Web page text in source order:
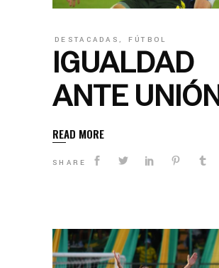
DESTACADAS, FÚTBOL
IGUALDAD
ANTE UNIÓN
READ MORE
SHARE